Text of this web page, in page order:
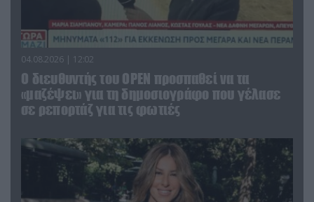
04.08.2026 | 12:02
O διευθυντής του OPEN προσπαθεί να τα
«μαζέψει» για τη δημοσιογράφο που γέλασε
σε ρεπορτάζ για τις φωτιές